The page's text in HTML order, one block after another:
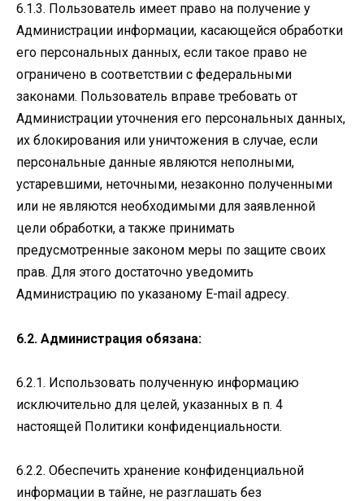
6.1.3. Пользователь имеет право на получение у
Администрации информации, касающейся обработки
его персональных данных, если такое право не
ограничено в соответствии с федеральными
законами. Пользователь вправе требовать от
Администрации уточнения его персональных данных,
их блокирования или уничтожения в случае, если
персональные данные являются неполными,
устаревшими, неточными, незаконно полученными
или не являются необходимыми для заявленной
цели обработки, а также принимать
предусмотренные законом меры по защите своих
прав. Для этого достаточно уведомить
Администрацию по указаному E-mail адресу.
6.2. Администрация обязана:
6.2.1. Использовать полученную информацию
исключительно для целей, указанных в п. 4
настоящей Политики конфиденциальности.
6.2.2. Обеспечить хранение конфиденциальной
информации в тайне, не разглашать без